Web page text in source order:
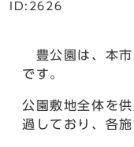
ID:2626
豊公園は、本市
です。
公園敷地全体を
過しており、各